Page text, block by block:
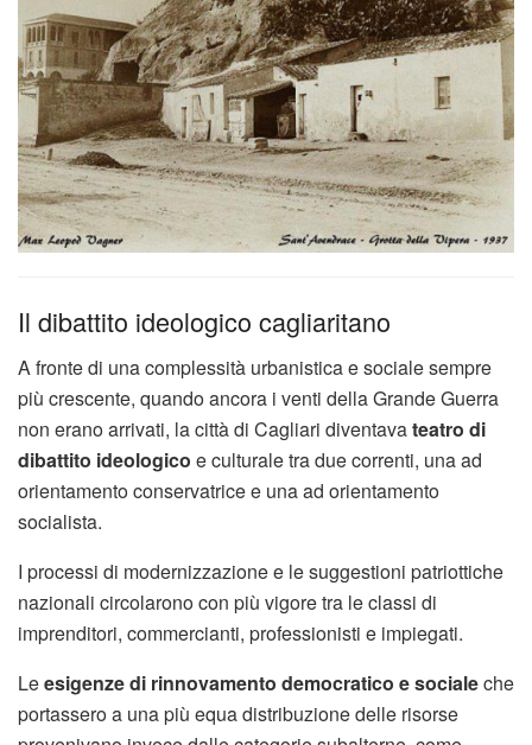
Il dibattito ideologico cagliaritano
A fronte di una complessità urbanistica e sociale sempre
più crescente, quando ancora i venti della Grande Guerra
non erano arrivati, la città di Cagliari diventavateatro di
dibattito ideologico e culturale tra due correnti, una ad
orientamento conservatrice e una ad orientamento
socialista.
I processi di modernizzazione e le suggestioni patriottiche
nazionali circolarono con più vigore tra le classi di
imprenditori, commercianti, professionisti e impiegati.
Leesigenze di rinnovamento democratico e socialeche
portassero a una più equa distribuzione delle risorse